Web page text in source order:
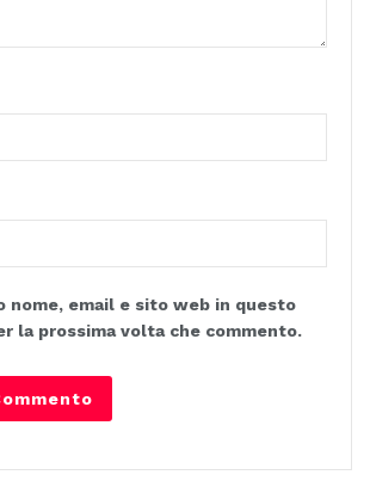
nome, email e sito web in questo
la prossima volta che commento.